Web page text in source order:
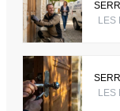
LES
LES